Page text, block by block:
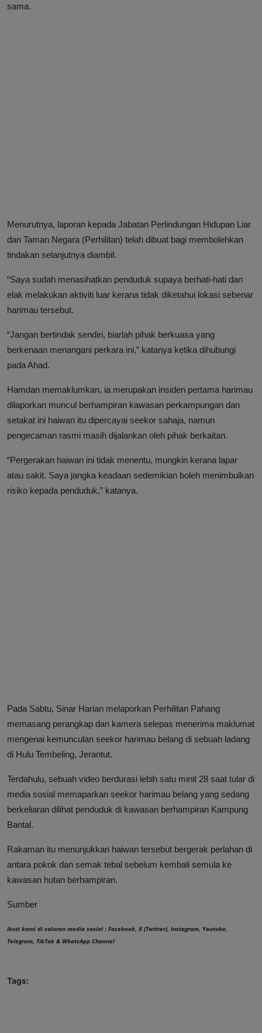
sama.
Menurutnya, laporan kepada Jabatan Perlindungan Hidupan Liar
dan Taman Negara (Perhilitan) telah dibuat bagi membolehkan
tindakan selanjutnya diambil.
“Saya sudah menasihatkan penduduk supaya berhati-hati dan
elak melakukan aktiviti luar kerana tidak diketahui lokasi sebenar
harimau tersebut.
“Jangan bertindak sendiri, biarlah pihak berkuasa yang
berkenaan menangani perkara ini,” katanya ketika dihubungi
pada Ahad.
Hamdan memaklumkan, ia merupakan insiden pertama harimau
dilaporkan muncul berhampiran kawasan perkampungan dan
setakat ini haiwan itu dipercayai seekor sahaja, namun
pengecaman rasmi masih dijalankan oleh pihak berkaitan.
“Pergerakan haiwan ini tidak menentu, mungkin kerana lapar
atau sakit. Saya jangka keadaan sedemikian boleh menimbulkan
risiko kepada penduduk,” katanya.
Pada Sabtu, Sinar Harian melaporkan Perhilitan Pahang
memasang perangkap dan kamera selepas menerima maklumat
mengenai kemunculan seekor harimau belang di sebuah ladang
di Hulu Tembeling, Jerantut.
Terdahulu, sebuah video berdurasi lebih satu minit 28 saat tular di
media sosial memaparkan seekor harimau belang yang sedang
berkeliaran dilihat penduduk di kawasan berhampiran Kampung
Bantal.
Rakaman itu menunjukkan haiwan tersebut bergerak perlahan di
antara pokok dan semak tebal sebelum kembali semula ke
kawasan hutan berhampiran.
Sumber
Ikuti kami di saluran media sosial : Facebook X (Twitter) Instagram Youtube
Telegram TikTok & WhatsApp Channel
Tags: